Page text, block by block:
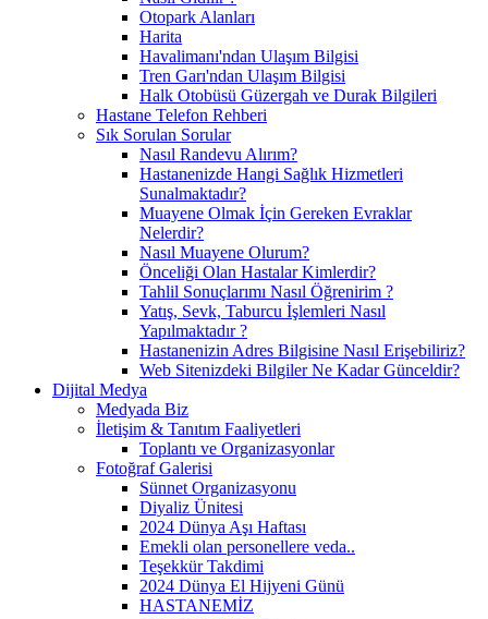
Otopark Alanları
Harita
Havalimanı'ndan Ulaşım Bilgisi
Tren Garı'ndan Ulaşım Bilgisi
Halk Otobüsü Güzergah ve Durak Bilgileri
Hastane Telefon Rehberi
Sık Sorulan Sorular
Nasıl Randevu Alırım?
Hastanenizde Hangi Sağlık Hizmetleri
Sunalmaktadır?
Muayene Olmak İçin Gereken Evraklar
Nelerdir?
Nasıl Muayene Olurum?
Önceliği Olan Hastalar Kimlerdir?
Tahlil Sonuçlarımı Nasıl Öğrenirim ?
Yatış, Sevk, Taburcu İşlemleri Nasıl
Yapılmaktadır ?
Hastanenizin Adres Bilgisine Nasıl Erişebiliriz?
Web Sitenizdeki Bilgiler Ne Kadar Günceldir?
Dijital Medya
Medyada Biz
İletişim & Tanıtım Faaliyetleri
Toplantı ve Organizasyonlar
Fotoğraf Galerisi
Sünnet Organizasyonu
Diyaliz Ünitesi
2024 Dünya Aşı Haftası
Emekli olan personellere veda..
Teşekkür Takdimi
2024 Dünya El Hijyeni Günü
HASTANEMİZ